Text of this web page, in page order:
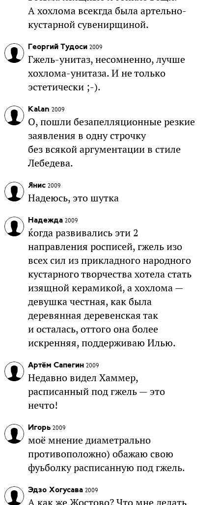
А хохлома всекгда была артельно-
кустарной сувенирщиной.
Георгий Тудоси 2009
Гжель-унитаз, несомненно, лучше
хохлома-унитаза. И не только
эстетически ;-).
Kalan 2009
О, пошли безапелляционные резкие
заявления в одну строчку
без всякой аргументации в стиле
Лебедева.
Янис 2009
Надеюсь, это шутка
Надежда 2009
ќогда развивались эти 2
направления росписей, гжель изо
всех сил из прикладного народного
кустарного творчества хотела стать
изящной керамикой, а хохлома —
девушка честная, как была
деревянная деревенская так
и осталась, оттого она более
искренняя, поддерживаю Илью.
Артём Сапегин 2009
Недавно видел Хаммер,
расписанный под гжель — это
нечто!
Игорь 2009
моё мнение диаметрально
противоположно) обажаю свою
фуьболку расписанную под гжель.
Эдзо Хогусава 2009
А как же Жостово? Что мне делать